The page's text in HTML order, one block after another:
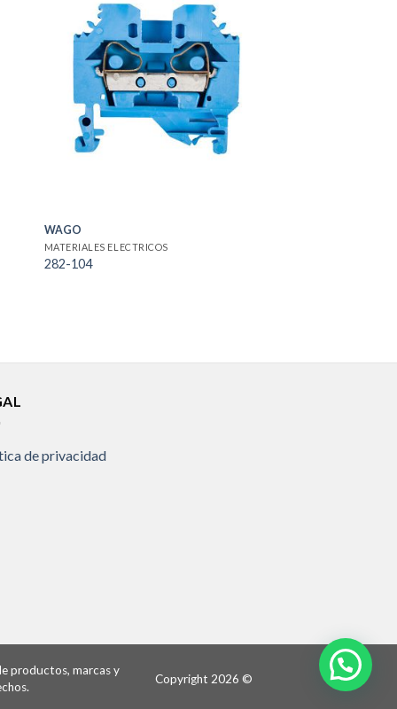
WAGO
MATERIALES ELECTRICOS
282-104
de privacidad
productos, marcas y
Copyright 2026 ©